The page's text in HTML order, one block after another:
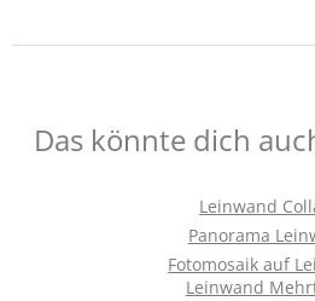
Das könnte dich
Leinwand
Panorama
Fotomosaik auf
Leinwand